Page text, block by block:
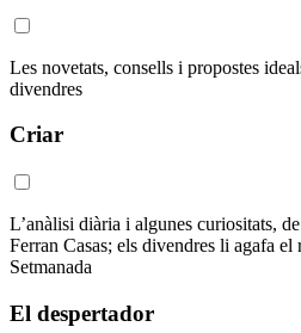
Les novetats, consells i propostes
divendres
Criar
L’anàlisi diària i algunes curiositats,
Ferran Casas; els divendres li agafa
Setmanada
El despertador